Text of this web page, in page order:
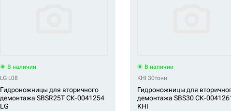
В наличии
LG L08
Гидроножницы для вторичного
демонтажа SBSR25T СК-0041254
LG
В наличии
KHI 30тонн
Гидроножницы для
демонтажа SBS30 СК-
KHI